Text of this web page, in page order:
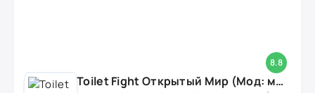
8.8
Toilet Fight Открытый Мир (Мод: много чипов, денег, все открыто, бессмертие, урон, 50+ читов)